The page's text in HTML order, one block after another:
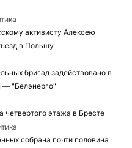
активисту Алексею
в Польшу
бригад задействовано в
— "Белэнерго"
четвертого этажа в Бресте
собрана почти половина